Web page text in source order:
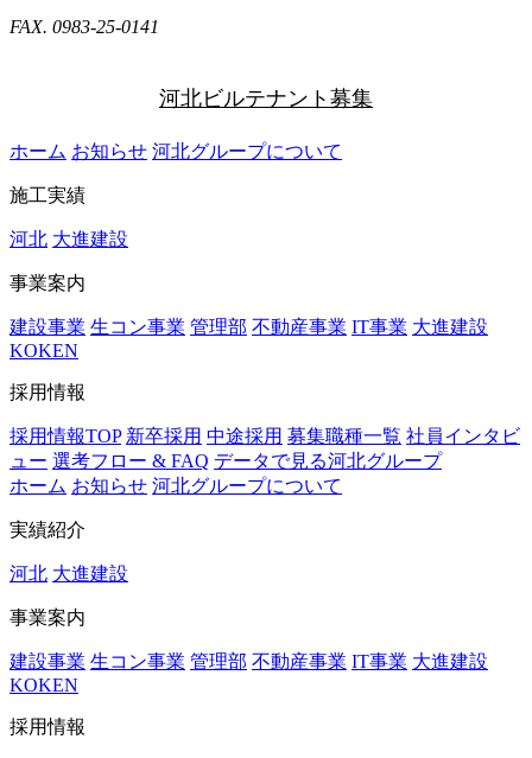
FAX. 0983-25-0141
河北ビルテナント募集
ホーム お知らせ 河北グループについて
施工実績
河北 大進建設
事業案内
建設事業 生コン事業 管理部 不動産事業 IT事業 大進建設
KOKEN
採用情報
採用情報TOP 新卒採用 中途採用 募集職種一覧 社員インタビ
ュー 選考フロー & FAQ データで見る河北グループ
ホーム お知らせ 河北グループについて
実績紹介
河北 大進建設
事業案内
建設事業 生コン事業 管理部 不動産事業 IT事業 大進建設
KOKEN
採用情報